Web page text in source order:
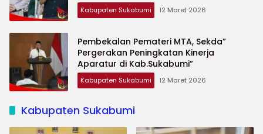
Kabupaten Sukabumi 12 Maret 2026
Pembekalan Pemateri MTA, Sekda”
Pergerakan Peningkatan Kinerja
Aparatur di Kab.Sukabumi”
Kabupaten Sukabumi 12 Maret 2026
Kabupaten Sukabumi